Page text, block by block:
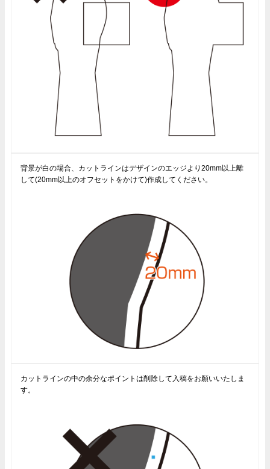
背景が白の場合、カットラインはデザインのエッジより20mm以上離
して(20mm以上のオフセットをかけて)作成してください。
カットラインの中の余分なポイントは削除して入稿をお願いいたしま
す。